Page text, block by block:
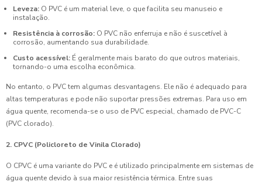
Leveza: O PVC é um material leve, o que facilita seu manuseio e
instalação.
Resistência à corrosão: O PVC não enferruja e não é suscetível à
corrosão, aumentando sua durabilidade.
Custo acessível: É geralmente mais barato do que outros materiais,
tornando-o uma escolha econômica.
No entanto, o PVC tem algumas desvantagens. Ele não é adequado para
altas temperaturas e pode não suportar pressões extremas. Para uso em
água quente, recomenda-se o uso de PVC especial, chamado de PVC-C
(PVC clorado).
2. CPVC (Policloreto de Vinila Clorado)
O CPVC é uma variante do PVC e é utilizado principalmente em sistemas de
água quente devido à sua maior resistência térmica. Entre suas